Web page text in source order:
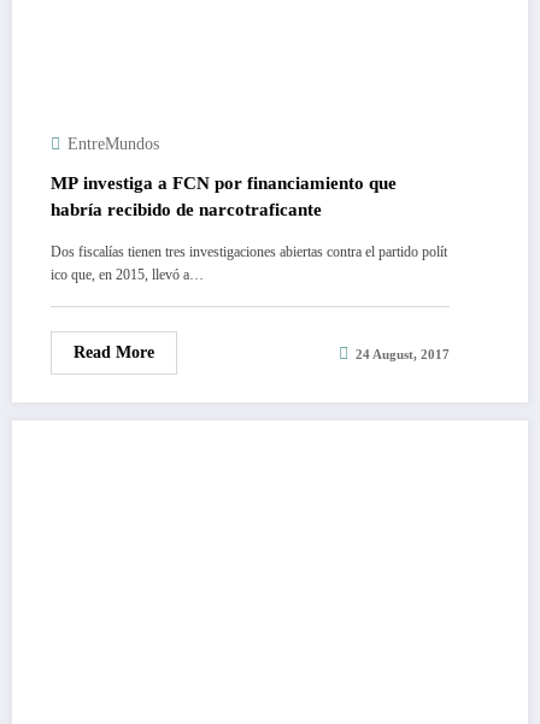
EntreMundos
MP investiga a FCN por financiamiento que
habría recibido de narcotraficante
Dos fiscalías tienen tres investigaciones abiertas contra el partido polít
ico que, en 2015, llevó a…
Read More 24 August, 2017